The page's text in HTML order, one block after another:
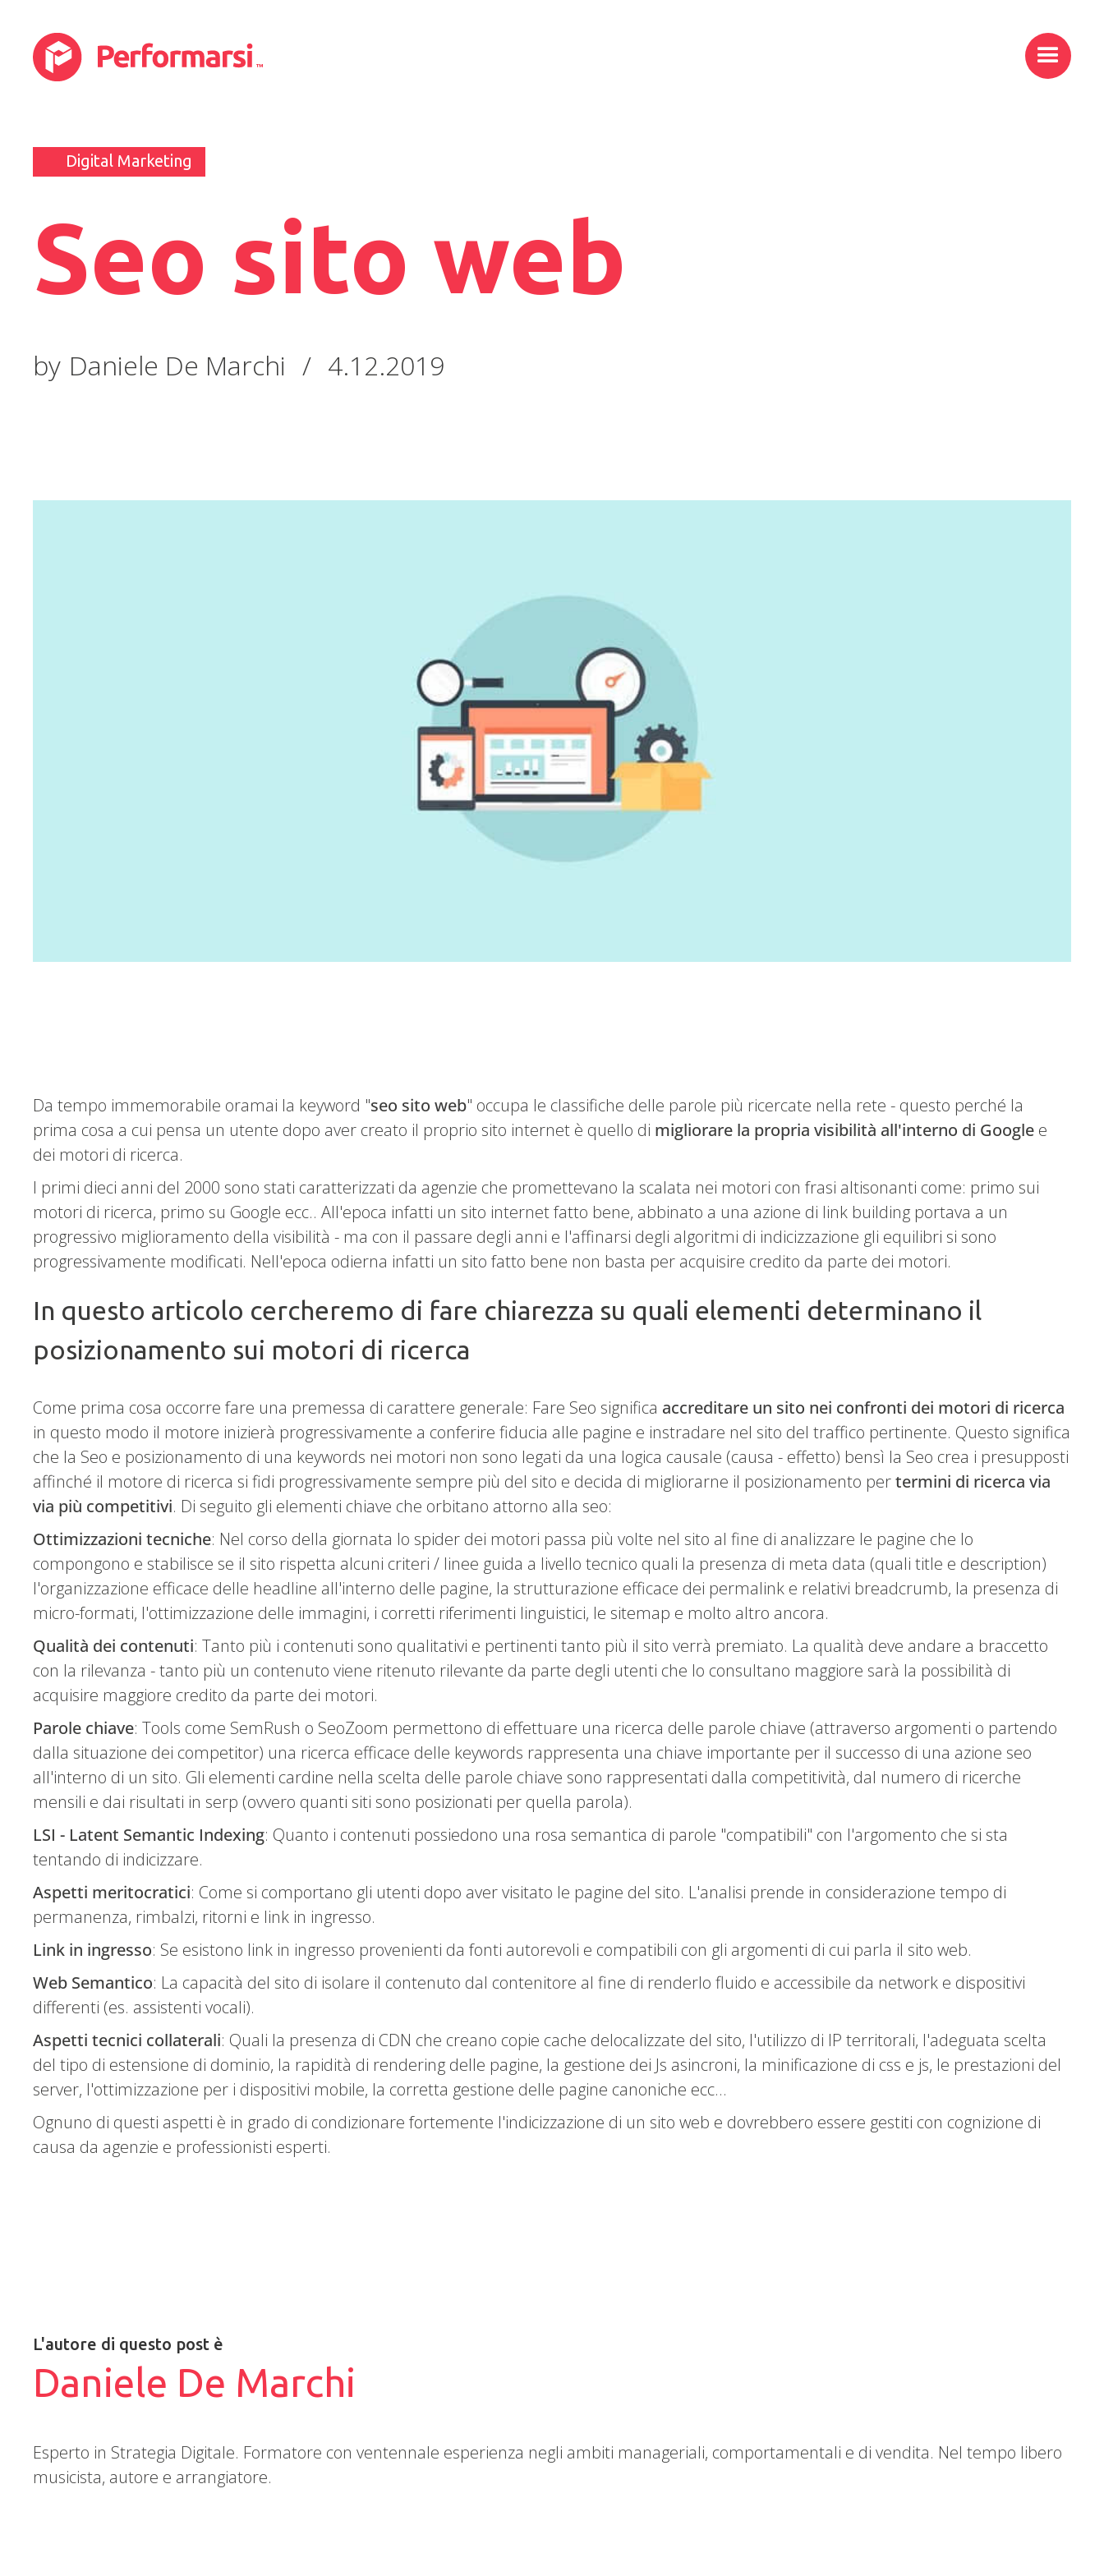
Digital Marketing
Seo sito web
by Daniele De Marchi / 4.12.2019
Da tempo immemorabile oramai la keyword "seo sito web" occupa le classifiche delle parole più ricercate nella rete - questo perché la
prima cosa a cui pensa un utente dopo aver creato il proprio sito internet è quello di migliorare la propria visibilità all'interno di Google e
dei motori di ricerca.
I primi dieci anni del 2000 sono stati caratterizzati da agenzie che promettevano la scalata nei motori con frasi altisonanti come: primo sui
motori di ricerca, primo su Google ecc.. All'epoca infatti un sito internet fatto bene, abbinato a una azione di link building portava a un
progressivo miglioramento della visibilità - ma con il passare degli anni e l'affinarsi degli algoritmi di indicizzazione gli equilibri si sono
progressivamente modificati. Nell'epoca odierna infatti un sito fatto bene non basta per acquisire credito da parte dei motori.
In questo articolo cercheremo di fare chiarezza su quali elementi determinano il
posizionamento sui motori di ricerca
Come prima cosa occorre fare una premessa di carattere generale: Fare Seo significa accreditare un sito nei confronti dei motori di ricerca
in questo modo il motore inizierà progressivamente a conferire fiducia alle pagine e instradare nel sito del traffico pertinente. Questo significa
che la Seo e posizionamento di una keywords nei motori non sono legati da una logica causale (causa - effetto) bensì la Seo crea i presupposti
affinché il motore di ricerca si fidi progressivamente sempre più del sito e decida di migliorarne il posizionamento pertermini di ricerca via
via più competitivi. Di seguito gli elementi chiave che orbitano attorno alla seo:
Ottimizzazioni tecniche: Nel corso della giornata lo spider dei motori passa più volte nel sito al fine di analizzare le pagine che lo
compongono e stabilisce se il sito rispetta alcuni criteri / linee guida a livello tecnico quali la presenza di meta data (quali title e description)
l'organizzazione efficace delle headline all'interno delle pagine, la strutturazione efficace dei permalink e relativi breadcrumb, la presenza di
micro-formati, l'ottimizzazione delle immagini, i corretti riferimenti linguistici, le sitemap e molto altro ancora.
Qualità dei contenuti: Tanto più i contenuti sono qualitativi e pertinenti tanto più il sito verrà premiato. La qualità deve andare a braccetto
con la rilevanza - tanto più un contenuto viene ritenuto rilevante da parte degli utenti che lo consultano maggiore sarà la possibilità di
acquisire maggiore credito da parte dei motori.
Parole chiave: Tools come SemRush o SeoZoom permettono di effettuare una ricerca delle parole chiave (attraverso argomenti o partendo
dalla situazione dei competitor) una ricerca efficace delle keywords rappresenta una chiave importante per il successo di una azione seo
all'interno di un sito. Gli elementi cardine nella scelta delle parole chiave sono rappresentati dalla competitività, dal numero di ricerche
mensili e dai risultati in serp (ovvero quanti siti sono posizionati per quella parola).
LSI - Latent Semantic Indexing: Quanto i contenuti possiedono una rosa semantica di parole "compatibili" con l'argomento che si sta
tentando di indicizzare.
Aspetti meritocratici: Come si comportano gli utenti dopo aver visitato le pagine del sito. L'analisi prende in considerazione tempo di
permanenza, rimbalzi, ritorni e link in ingresso.
Link in ingresso: Se esistono link in ingresso provenienti da fonti autorevoli e compatibili con gli argomenti di cui parla il sito web.
Web Semantico: La capacità del sito di isolare il contenuto dal contenitore al fine di renderlo fluido e accessibile da network e dispositivi
differenti (es. assistenti vocali).
Aspetti tecnici collaterali: Quali la presenza di CDN che creano copie cache delocalizzate del sito, l'utilizzo di IP territorali, l'adeguata scelta
del tipo di estensione di dominio, la rapidità di rendering delle pagine, la gestione dei Js asincroni, la minificazione di css e js, le prestazioni del
server, l'ottimizzazione per i dispositivi mobile, la corretta gestione delle pagine canoniche ecc...
Ognuno di questi aspetti è in grado di condizionare fortemente l'indicizzazione di un sito web e dovrebbero essere gestiti con cognizione di
causa da agenzie e professionisti esperti.
L'autore di questo post è
Daniele De Marchi
Esperto in Strategia Digitale. Formatore con ventennale esperienza negli ambiti manageriali, comportamentali e di vendita. Nel tempo libero
musicista, autore e arrangiatore.